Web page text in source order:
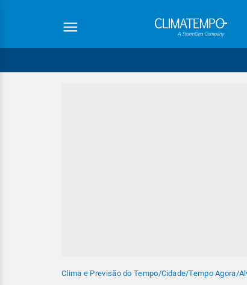
Clima e Previsão do Tempo/Cidade/Tempo Agora/